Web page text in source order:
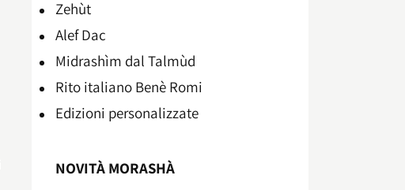
Zehùt
Alef Dac
Midrashìm dal Talmùd
Rito italiano Benè Romi​
Edizioni personalizzate
NOVITÀ MORASHÀ